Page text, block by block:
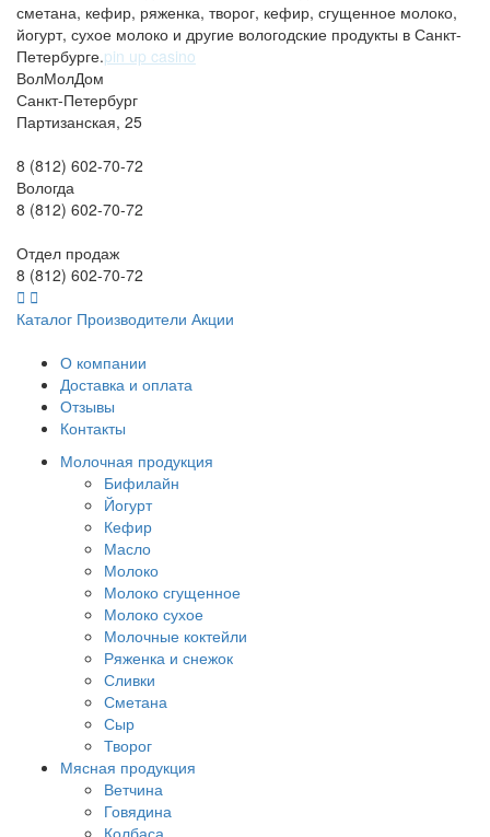
сметана, кефир, ряженка, творог, кефир, сгущенное молоко,
йогурт, сухое молоко и другие вологодские продукты в Санкт-
Петербурге.pin up casino
ВолМолДом
Санкт-Петербург
Партизанская, 25
8 (812) 602-70-72
Вологда
8 (812) 602-70-72
Отдел продаж
8 (812) 602-70-72
Каталог Производители Акции
О компании
Доставка и оплата
Отзывы
Контакты
Молочная продукция
Бифилайн
Йогурт
Кефир
Масло
Молоко
Молоко сгущенное
Молоко сухое
Молочные коктейли
Ряженка и снежок
Сливки
Сметана
Сыр
Творог
Мясная продукция
Ветчина
Говядина